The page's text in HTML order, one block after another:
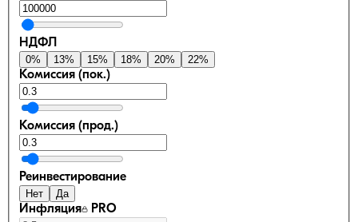
НДФЛ
0% 13% 15% 18% 20% 22%
Комиссия (пок.)
Комиссия (прод.)
Реинвестирование
Нет Да
Инфляция PRO